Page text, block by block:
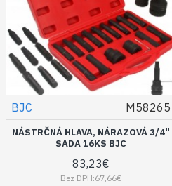
BJC M58265
NÁSTRČNÁ HLAVA, NÁRAZOVÁ 3/4"
SADA 16KS BJC
83,23€
Bez DPH:67,66€